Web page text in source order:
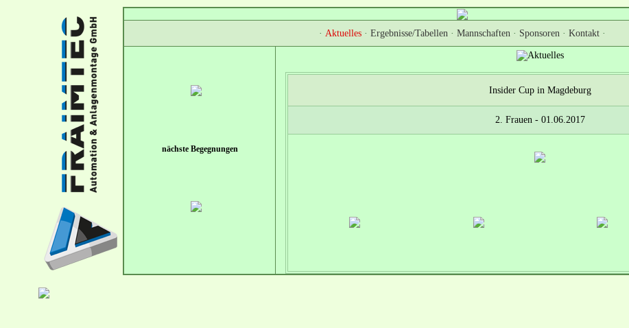
· Aktuelles · Ergebnisse/Tabellen · Mannschaften · Sponsoren · Kontakt ·
nächste Begegnungen
Insider Cup in Magdeburg
2. Frauen - 01.06.2017